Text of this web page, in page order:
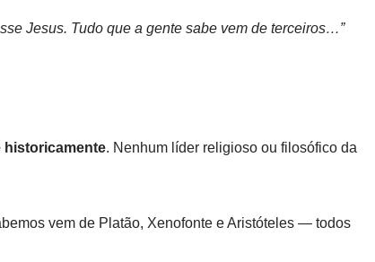
Jesus. Tudo que a gente sabe vem de terceiros…”
historicamente. Nenhum líder religioso ou filosófico da
vem de Platão, Xenofonte e Aristóteles — todos